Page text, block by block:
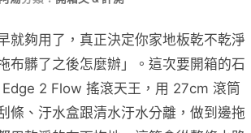
就夠用了，真正決定你家地板乾不乾淨
布髒了之後怎麼辦」。這次要開箱的石
2 Flow 搖滾天王，用 27cm 滾筒
條、汙水盒跟清水汙水分離，做到邊拖